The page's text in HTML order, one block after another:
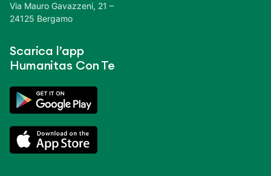
Via Mauro Gavazzeni, 21 –
24125 Bergamo
Scarica l’app
Humanitas Con Te